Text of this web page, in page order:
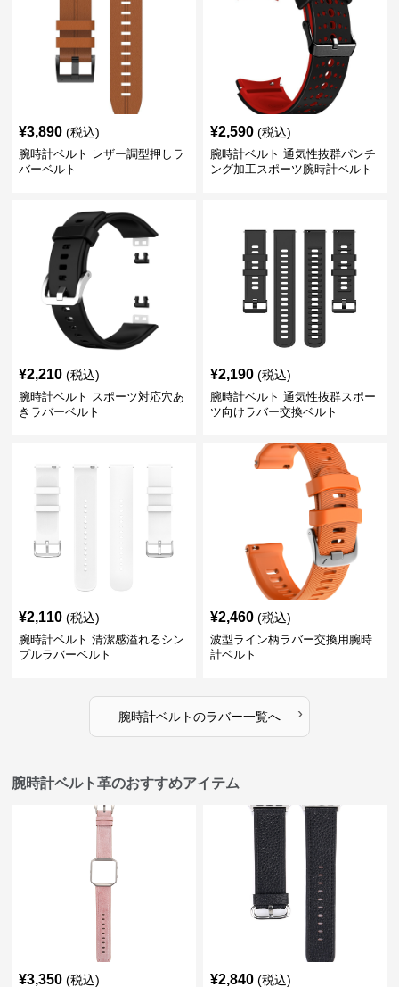
¥3,890 (税込)
腕時計ベルト レザー調型押しラ
バーベルト
¥2,590 (税込)
腕時計ベルト 通気性抜群パンチ
ング加工スポーツ腕時計ベルト
¥2,210 (税込)
腕時計ベルト スポーツ対応穴あ
きラバーベルト
¥2,190 (税込)
腕時計ベルト 通気性抜群スポー
ツ向けラバー交換ベルト
¥2,110 (税込)
腕時計ベルト 清潔感溢れるシン
プルラバーベルト
¥2,460 (税込)
波型ライン柄ラバー交換用腕時
計ベルト
腕時計ベルトのラバー一覧へ ›
腕時計ベルト革のおすすめアイテム
¥3,350 (税込) ¥2,840 (税込)